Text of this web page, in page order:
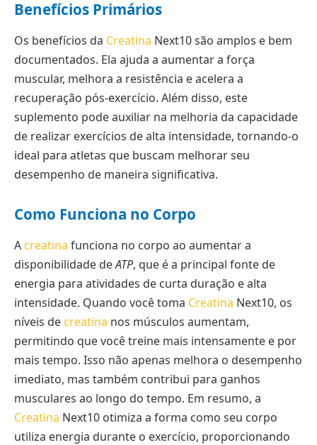
Benefícios Primários
Os benefícios da Creatina Next10 são amplos e bem
documentados. Ela ajuda a aumentar a força
muscular, melhora a resistência e acelera a
recuperação pós-exercício. Além disso, este
suplemento pode auxiliar na melhoria da capacidade
de realizar exercícios de alta intensidade, tornando-o
ideal para atletas que buscam melhorar seu
desempenho de maneira significativa.
Como Funciona no Corpo
A creatina funciona no corpo ao aumentar a
disponibilidade deATP, que é a principal fonte de
energia para atividades de curta duração e alta
intensidade. Quando você toma Creatina Next10, os
níveis de creatina nos músculos aumentam,
permitindo que você treine mais intensamente e por
mais tempo. Isso não apenas melhora o desempenho
imediato, mas também contribui para ganhos
musculares ao longo do tempo. Em resumo, a
Creatina Next10 otimiza a forma como seu corpo
utiliza energia durante o exercício, proporcionando